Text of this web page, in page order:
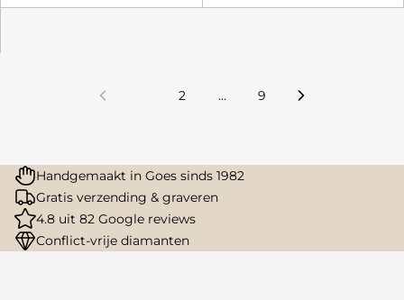
2 … 9
Handgemaakt in Goes sinds 1982
Gratis verzending & graveren
4.8 uit 82 Google reviews
Conflict-vrije diamanten